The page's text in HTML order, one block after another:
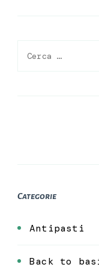
Ricerca
Categorie
Antipasti
Back to